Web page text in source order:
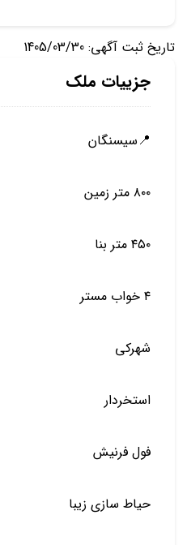
تاریخ ثبت آگهی: 1405/03/30
جزییات ملک
📍سيسنگان
٨٠٠ متر زمين
٤٥٠ متر بنا
٤ خواب مستر
شهركي
استخردار
فول فرنيش
حياط سازي زيبا